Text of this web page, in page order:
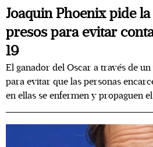
Joaquin Phoenix pide
presos para evitar
19
El ganador del Oscar a través de
para evitar que las personas
en ellas se enfermen y propaguen